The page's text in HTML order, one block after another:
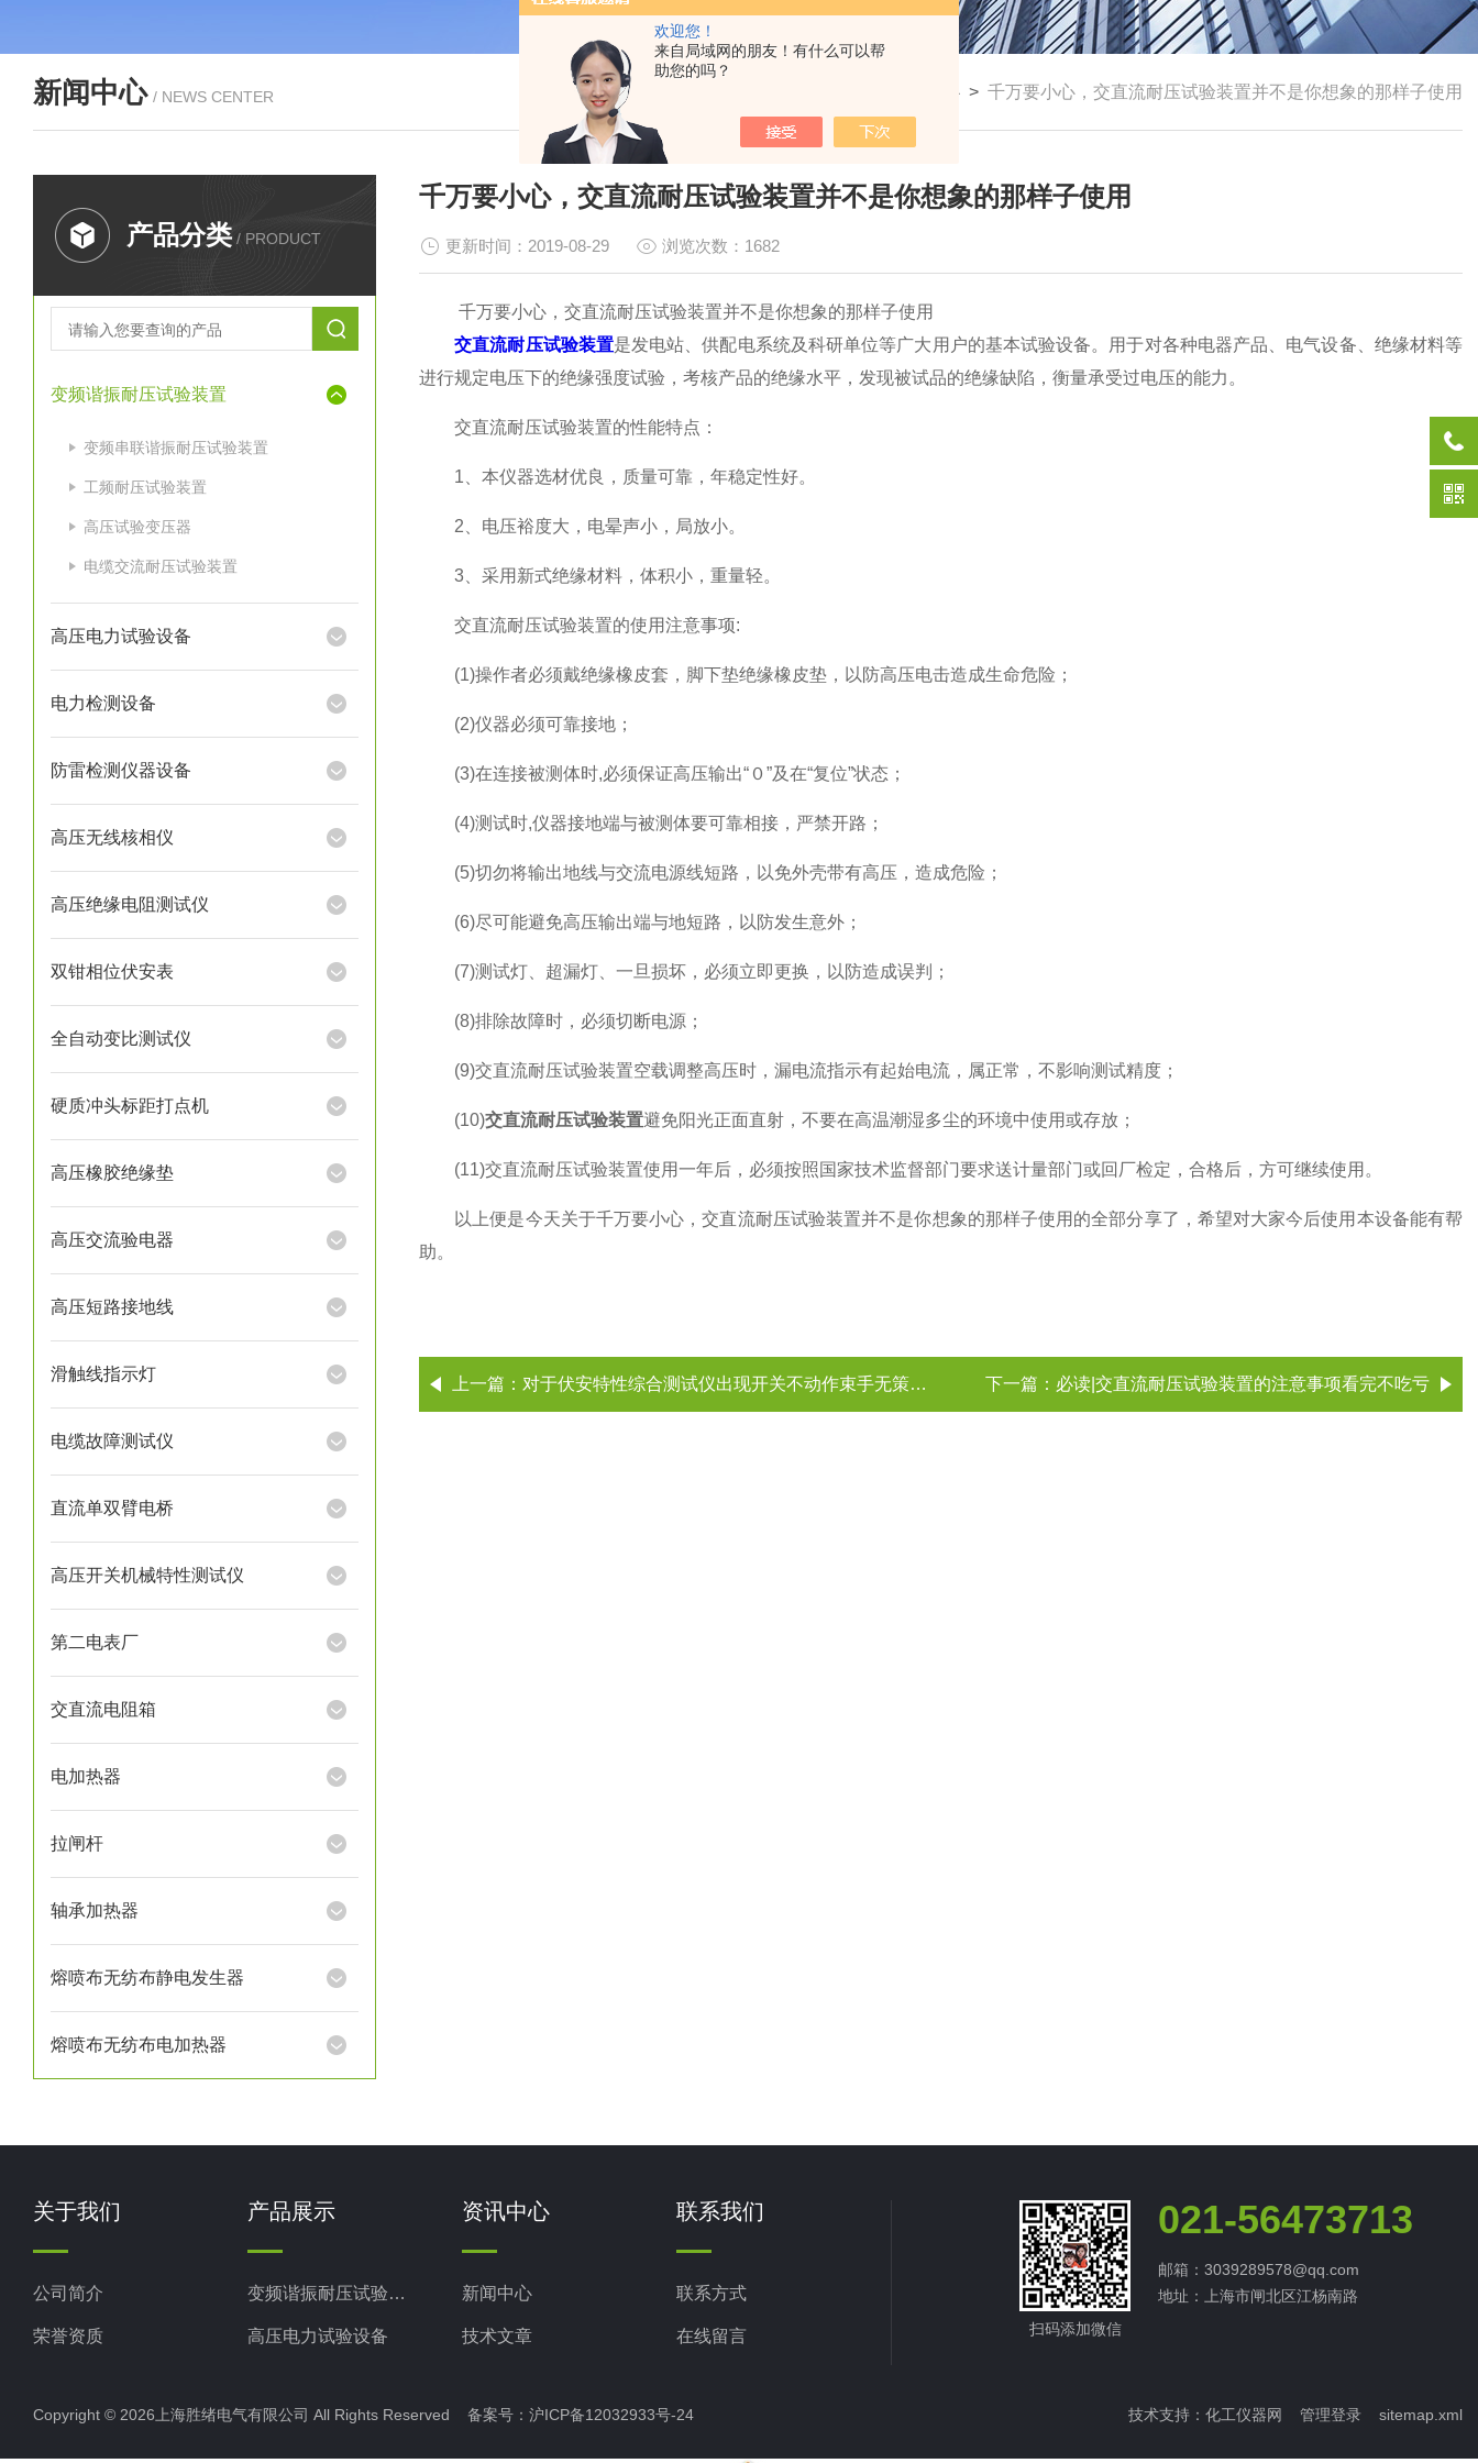
欢迎您！
来自局域网的朋友！有什么可以帮
助您的吗？
新闻中心 / NEWS CENTER 新闻中心 > 千万要小心，交直流耐压试验装置并不是你想象的那样子使用
产品分类 / PRODUCT
变频谐振耐压试验装置
变频串联谐振耐压试验装置
工频耐压试验装置
高压试验变压器
电缆交流耐压试验装置
高压电力试验设备
电力检测设备
防雷检测仪器设备
高压无线核相仪
高压绝缘电阻测试仪
双钳相位伏安表
全自动变比测试仪
硬质冲头标距打点机
高压橡胶绝缘垫
高压交流验电器
高压短路接地线
滑触线指示灯
电缆故障测试仪
直流单双臂电桥
高压开关机械特性测试仪
第二电表厂
交直流电阻箱
电加热器
拉闸杆
轴承加热器
熔喷布无纺布静电发生器
熔喷布无纺布电加热器
千万要小心，交直流耐压试验装置并不是你想象的那样子使用
更新时间：2019-08-29 浏览次数：1682
千万要小心，交直流耐压试验装置并不是你想象的那样子使用
交直流耐压试验装置是发电站、供配电系统及科研单位等广大用户的基本试验设备。用于对各种电器产品、电气设备、绝缘材料等
进行规定电压下的绝缘强度试验，考核产品的绝缘水平，发现被试品的绝缘缺陷，衡量承受过电压的能力。
交直流耐压试验装置的性能特点：
1、本仪器选材优良，质量可靠，年稳定性好。
2、电压裕度大，电晕声小，局放小。
3、采用新式绝缘材料，体积小，重量轻。
交直流耐压试验装置的使用注意事项:
(1)操作者必须戴绝缘橡皮套，脚下垫绝缘橡皮垫，以防高压电击造成生命危险；
(2)仪器必须可靠接地；
(3)在连接被测体时,必须保证高压输出“０”及在“复位”状态；
(4)测试时,仪器接地端与被测体要可靠相接，严禁开路；
(5)切勿将输出地线与交流电源线短路，以免外壳带有高压，造成危险；
(6)尽可能避免高压输出端与地短路，以防发生意外；
(7)测试灯、超漏灯、一旦损坏，必须立即更换，以防造成误判；
(8)排除故障时，必须切断电源；
(9)交直流耐压试验装置空载调整高压时，漏电流指示有起始电流，属正常，不影响测试精度；
(10)交直流耐压试验装置避免阳光正面直射，不要在高温潮湿多尘的环境中使用或存放；
(11)交直流耐压试验装置使用一年后，必须按照国家技术监督部门要求送计量部门或回厂检定，合格后，方可继续使用。
以上便是今天关于千万要小心，交直流耐压试验装置并不是你想象的那样子使用的全部分享了，希望对大家今后使用本设备能有帮
助。
上一篇： 对于伏安特性综合测试仪出现开关不动作束手无策了？且看这些解决方法 下一篇： 必读|交直流耐压试验装置的注意事项看完不吃亏
关于我们
公司简介
荣誉资质
产品展示
变频谐振耐压试验装置
高压电力试验设备
防雷检测仪器设备
资讯中心
新闻中心
技术文章
联系我们
联系方式
在线留言 扫码添加微信
021-56473713
邮箱：3039289578@qq.com
地址：上海市闸北区江杨南路
Copyright © 2026上海胜绪电气有限公司 All Rights Reserved 备案号： 沪ICP备12032933号-24 技术支持： 化工仪器网 管理登录 sitemap.xml